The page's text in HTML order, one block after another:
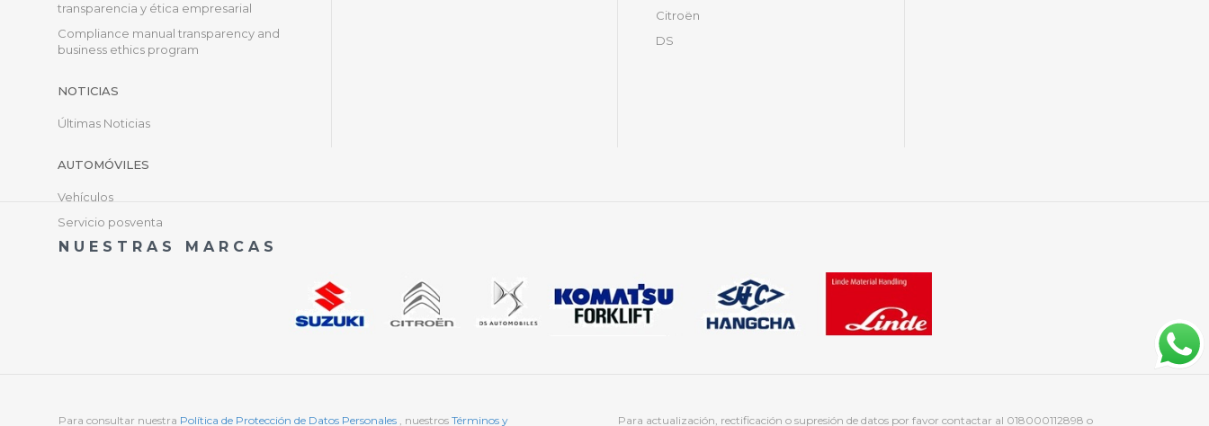
transparencia y ética empresarial
Compliance manual transparency and
business ethics program
NOTICIAS
Últimas Noticias
AUTOMÓVILES
Vehículos
Servicio posventa
Citroën
DS
NUESTRAS MARCAS
Para consultar nuestra Política de Protección de Datos Personales , nuestros Términos y Para actualización, rectificación o supresión de datos por favor contactar al 018000112898 o